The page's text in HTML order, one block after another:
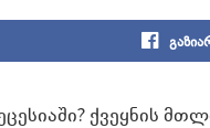
ქვეყნის